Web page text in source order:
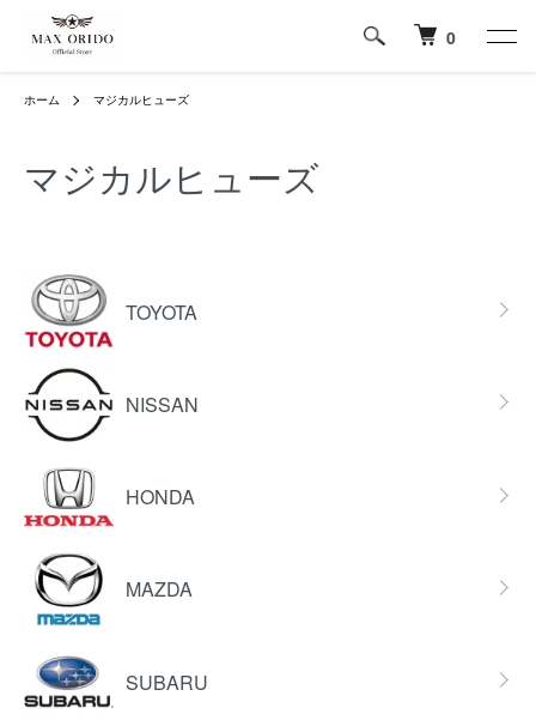
0
ホーム マジカルヒューズ
マジカルヒューズ
TOYOTA
NISSAN
HONDA
MAZDA
SUBARU